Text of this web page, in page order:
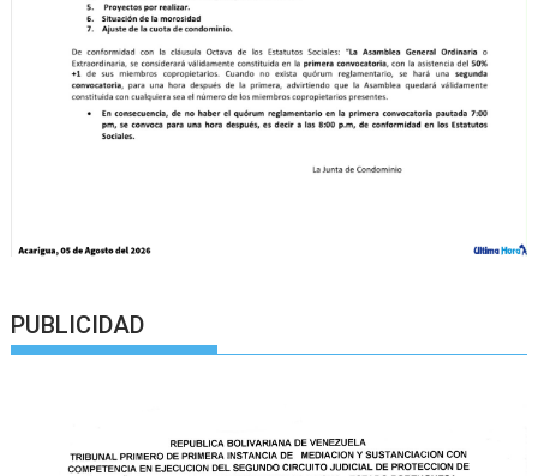
PUBLICIDAD